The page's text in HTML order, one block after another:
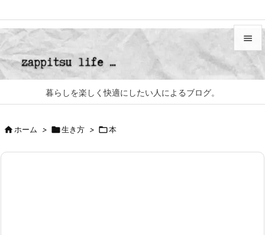
暮らしを楽しく快適にしたい人によるブログ。


サイド

ホーム > 生き方 > 本